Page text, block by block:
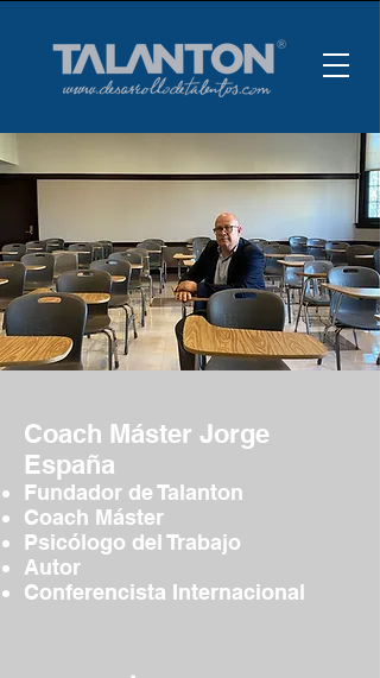
Coach Máster Jorge
España
Fundador de Talanton
Coach Máster
Psicólogo del Trabajo
Autor
Conferencista Internacional